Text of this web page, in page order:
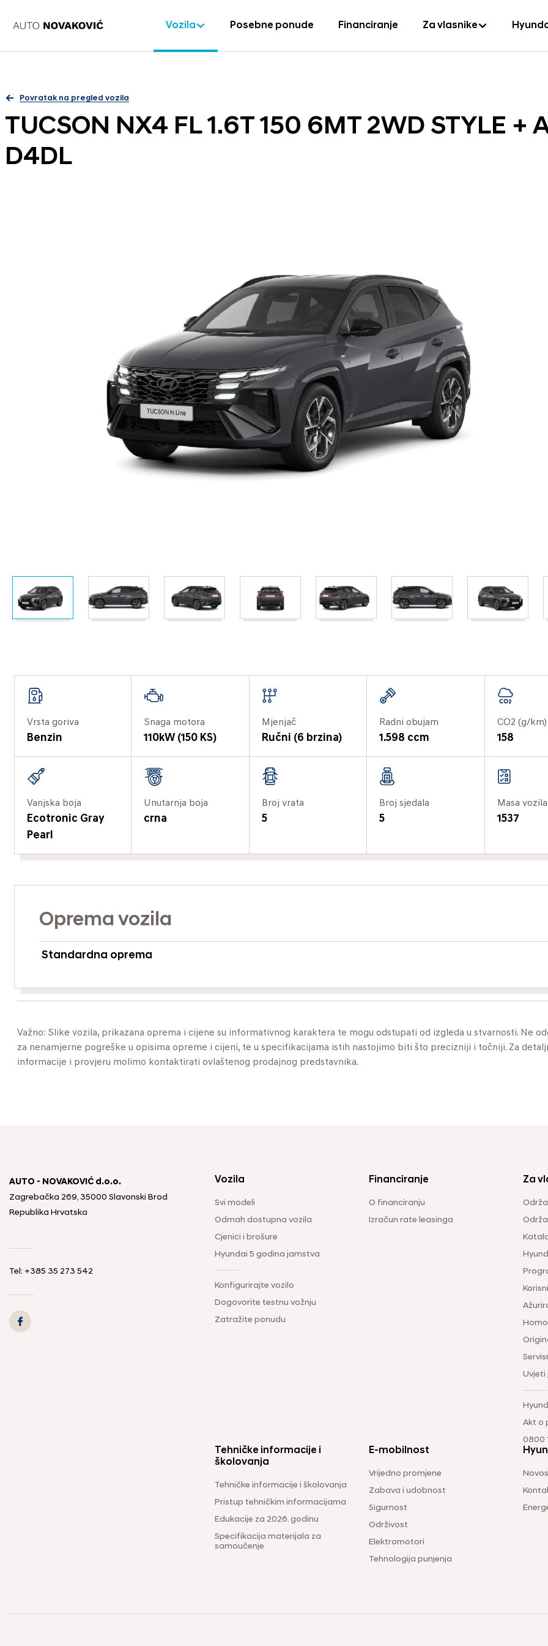
Vozila Posebne ponude Financiranje Za vlasnike
Povratak na pregled vozila
TUCSON NX4 FL 1.6T 150 6MT 2WD STYLE +
D4DL
Vrsta goriva
Benzin
Snaga motora
110kW (150 KS)
Mjenjač
Ručni (6 brzina)
Radni obujam
1.598 ccm
CO2 (g/km)
158
Vanjska boja
Ecotronic Gray
Pearl
Unutarnja boja
crna
Broj vrata
5
Broj sjedala
5
Masa
1537
Oprema vozila
Standardna oprema
Važno: Slike vozila, prikazana oprema i cijene su informativnog karaktera te mogu odstupati od izgleda u stvarnosti. Ne
za nenamjerne pogreške u opisima opreme i cijeni, te u specifikacijama istih nastojimo biti što precizniji i točniji. Za
informacije i provjeru molimo kontaktirati ovlaštenog prodajnog predstavnika.
AUTO - NOVAKOVIĆ d.o.o.
Zagrebačka 269, 35000 Slavonski Brod
Republika Hrvatska
Tel: +385 35 273 542
Vozila
Svi modeli
Odmah dostupna vozila
Cjenici i brošure
Hyundai 5 godina jamstva
Konfigurirajte vozilo
Dogovorite testnu vožnju
Zatražite ponudu
Financiranje
O financiranju
Izračun rate leasinga
Za
Uvjeti
Akt o
0800
Tehničke informacije i
školovanja
Tehničke informacije i školovanja
Pristup tehničkim informacijama
Edukacije za 2026. godinu
Specifikacija materijala za
samoučenje
E-mobilnost
Vrijedno promjene
Zabava i udobnost
Sigurnost
Održivost
Elektromotori
Tehnologija punjenja